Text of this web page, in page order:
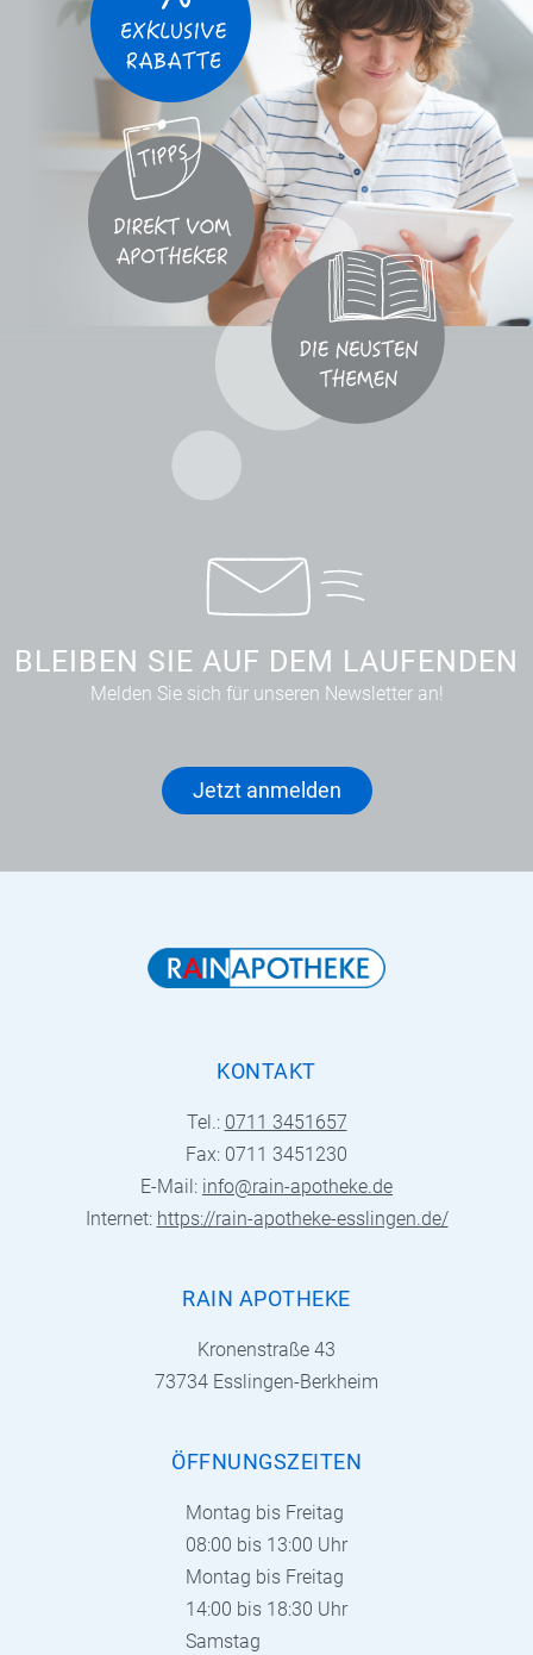
BLEIBEN SIE AUF DEM LAUFENDEN
Melden Sie sich für unseren Newsletter an!
Jetzt anmelden
KONTAKT
Tel.: 0711 3451657
Fax: 0711 3451230
E-Mail: info@rain-apotheke.de
Internet: https://rain-apotheke-esslingen.de/
RAIN APOTHEKE
Kronenstraße 43
73734 Esslingen-Berkheim
ÖFFNUNGSZEITEN
Montag bis Freitag
08:00 bis 13:00 Uhr
Montag bis Freitag
14:00 bis 18:30 Uhr
Samstag